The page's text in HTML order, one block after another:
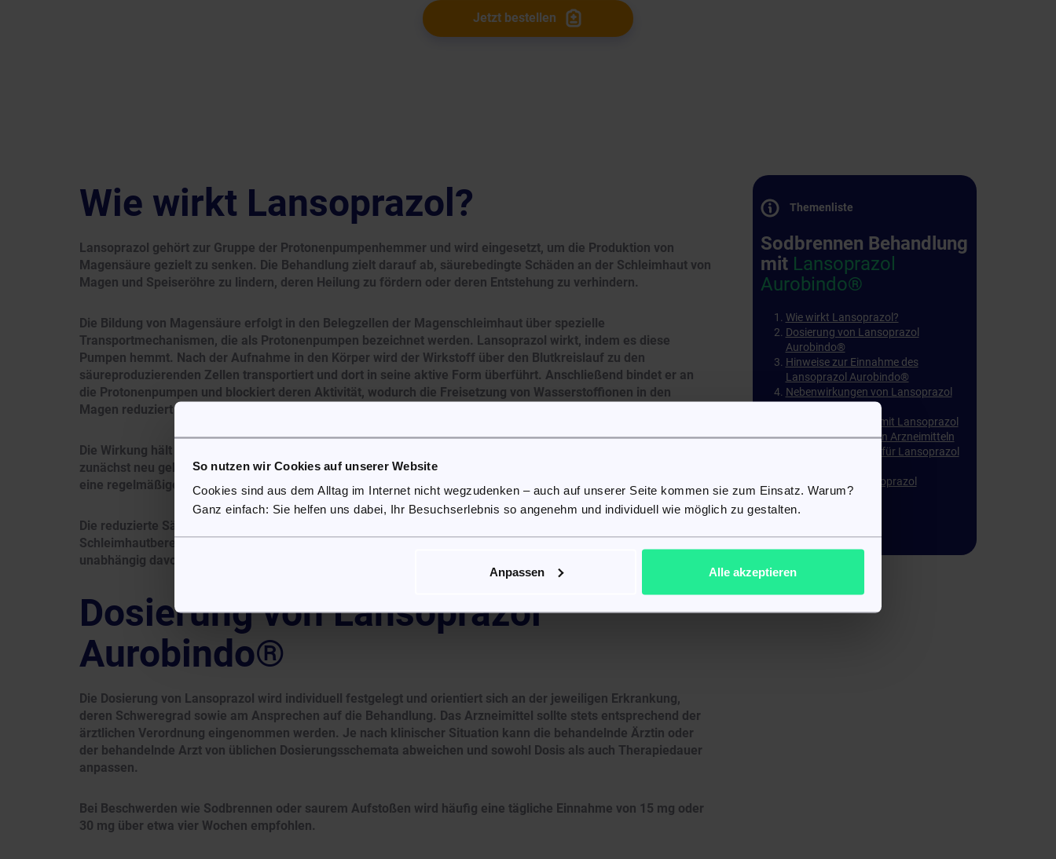
So nutzen wir Cookies auf unserer Website
Cookies sind aus dem Alltag im Internet nicht wegzudenken – auch auf unserer Seite kommen sie zum Einsatz. Warum?
Ganz einfach: Sie helfen uns dabei, Ihr Besuchserlebnis so angenehm und individuell wie möglich zu gestalten.
Anpassen Alle akzeptieren
Jetzt bestellen
Wie wirkt Lansoprazol?
Lansoprazol gehört zur Gruppe der Protonenpumpenhemmer und wird eingesetzt, um die Produktion von
Magensäure gezielt zu senken. Die Behandlung zielt darauf ab, säurebedingte Schäden an der Schleimhaut von
Magen und Speiseröhre zu lindern, deren Heilung zu fördern oder deren Entstehung zu verhindern.
Die Bildung von Magensäure erfolgt in den Belegzellen der Magenschleimhaut über spezielle
Transportmechanismen, die als Protonenpumpen bezeichnet werden. Lansoprazol wirkt, indem es diese
Pumpen hemmt. Nach der Aufnahme in den Körper wird der Wirkstoff über den Blutkreislauf zu den
säureproduzierenden Zellen transportiert und dort in seine aktive Form überführt. Anschließend bindet er an
die Protonenpumpen und blockiert deren Aktivität, wodurch die Freisetzung von Wasserstoffionen in den
Magen reduziert wird und der Säuregehalt sinkt.
Die Wirkung hält über die Anwesenheit des Wirkstoffs im Blut hinaus an, da die blockierten Protonenpumpen
zunächst neu gebildet werden müssen, bevor die Säureproduktion wieder vollständig einsetzen kann. Durch
eine regelmäßige Einnahme lässt sich daher eine anhaltende Verringerung der Magensäure erreichen.
Die reduzierte Säurebelastung unterstützt die Regeneration geschädigter oder entzündeter
Schleimhautbereiche. Da der Wirkstoff direkt am letzten Schritt der Säureproduktion ansetzt, wirkt er
unabhängig davon, wodurch die Säuresekretion ausgelöst wurde.
Dosierung von Lansoprazol
Aurobindo®
Die Dosierung von Lansoprazol wird individuell festgelegt und orientiert sich an der jeweiligen Erkrankung,
deren Schweregrad sowie am Ansprechen auf die Behandlung. Das Arzneimittel sollte stets entsprechend der
ärztlichen Verordnung eingenommen werden. Je nach klinischer Situation kann die behandelnde Ärztin oder
der behandelnde Arzt von üblichen Dosierungsschemata abweichen und sowohl Dosis als auch Therapiedauer
anpassen.
Bei Beschwerden wie Sodbrennen oder saurem Aufstoßen wird häufig eine tägliche Einnahme von 15 mg oder
30 mg über etwa vier Wochen empfohlen.
Themenliste
Sodbrennen Behandlung
mit Lansoprazol
Aurobindo®
Wie wirkt Lansoprazol?
Dosierung von Lansoprazol
Aurobindo®
Hinweise zur Einnahme des
Lansoprazol Aurobindo®
Nebenwirkungen von Lansoprazol
Verträglichkeit von mit Lansoprazol
Aurobindo® anderen Arzneimitteln
Kontraindikationen für Lansoprazol
Lagerung von Lansoprazol
Aurobindo®
Packungsbeilage